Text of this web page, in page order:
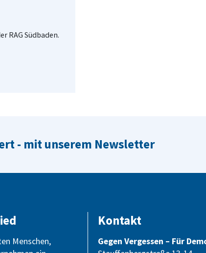
RAG Südbaden.
- mit unserem Newsletter
Menschen,
Kontakt
Gegen Vergessen – Für